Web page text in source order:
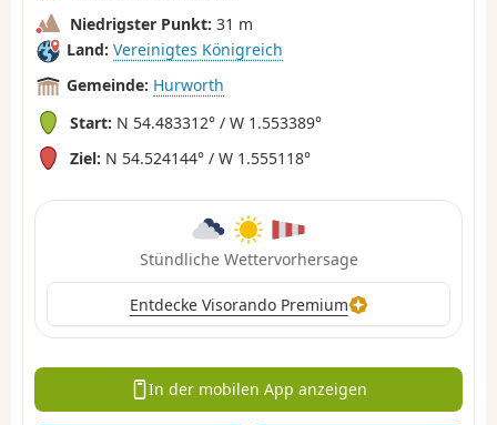
Niedrigster Punkt: 31 m
Land: Vereinigtes Königreich
Gemeinde: Hurworth
Start: N 54.483312° / W 1.553389°
Ziel: N 54.524144° / W 1.555118°
Stündliche Wettervorhersage
Entdecke Visorando Premium
In der mobilen App anzeigen